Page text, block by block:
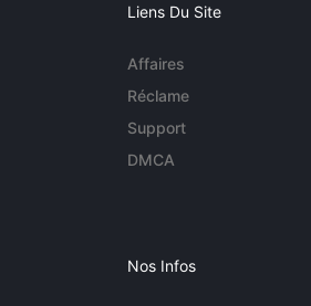
Liens Du Site
Affaires
Réclame
Support
DMCA
Nos Infos